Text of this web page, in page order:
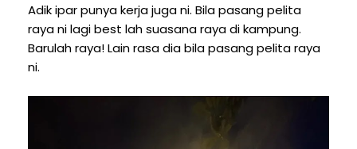
Adik ipar punya kerja juga ni. Bila pasang pelita
raya ni lagi best lah suasana raya di kampung.
Barulah raya! Lain rasa dia bila pasang pelita raya
ni.